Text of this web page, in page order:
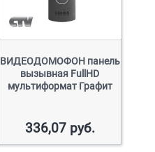
ВИДЕОДОМОФОН панель
вызывная FullHD
мультиформат Графит
336,07 руб.